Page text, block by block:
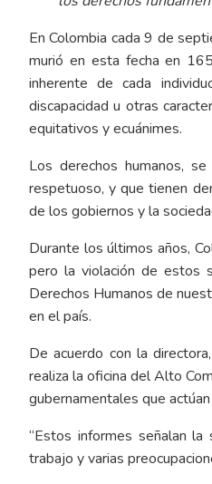
En Colombia cada 9 de
murió en esta fecha en
inherente de cada
discapacidad u otras
equitativos y ecuánimes.
Los derechos humanos,
respetuoso, y que tienen
de los gobiernos y la
Durante los últimos años,
pero la violación de estos
Derechos Humanos de
en el país.
De acuerdo con la
realiza la oficina del Alto
gubernamentales que
“Estos informes señalan
trabajo y varias